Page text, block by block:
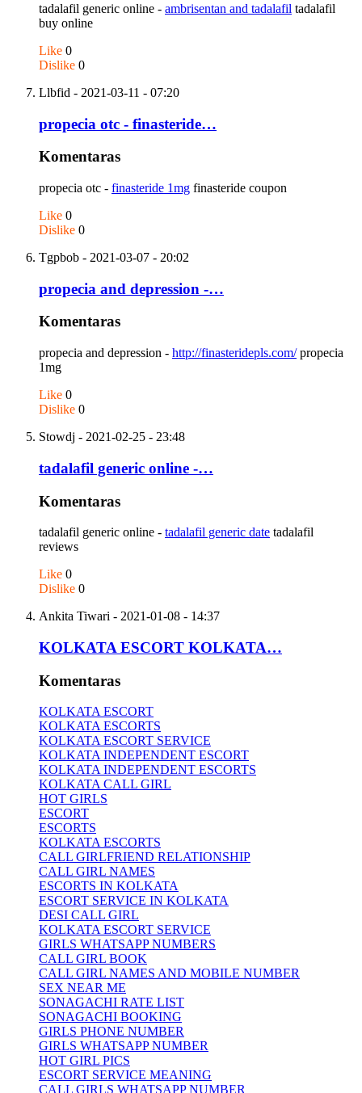
tadalafil generic online - ambrisentan and tadalafil tadalafil
buy online
Like 0
Dislike 0
Llbfid - 2021-03-11 - 07:20
propecia otc - finasteride…
Komentaras
propecia otc - finasteride 1mg finasteride coupon
Like 0
Dislike 0
Tgpbob - 2021-03-07 - 20:02
propecia and depression -…
Komentaras
propecia and depression - http://finasteridepls.com/propecia
1mg
Like 0
Dislike 0
Stowdj - 2021-02-25 - 23:48
tadalafil generic online -…
Komentaras
tadalafil generic online - tadalafil generic date tadalafil
reviews
Like 0
Dislike 0
Ankita Tiwari - 2021-01-08 - 14:37
KOLKATA ESCORT KOLKATA…
Komentaras
KOLKATA ESCORT
KOLKATA ESCORTS
KOLKATA ESCORT SERVICE
KOLKATA INDEPENDENT ESCORT
KOLKATA INDEPENDENT ESCORTS
KOLKATA CALL GIRL
HOT GIRLS
ESCORT
ESCORTS
KOLKATA ESCORTS
CALL GIRLFRIEND RELATIONSHIP
CALL GIRL NAMES
ESCORTS IN KOLKATA
ESCORT SERVICE IN KOLKATA
DESI CALL GIRL
KOLKATA ESCORT SERVICE
GIRLS WHATSAPP NUMBERS
CALL GIRL BOOK
CALL GIRL NAMES AND MOBILE NUMBER
SEX NEAR ME
SONAGACHI RATE LIST
SONAGACHI BOOKING
GIRLS PHONE NUMBER
GIRLS WHATSAPP NUMBER
HOT GIRL PICS
ESCORT SERVICE MEANING
CALL GIRLS WHATSAPP NUMBER